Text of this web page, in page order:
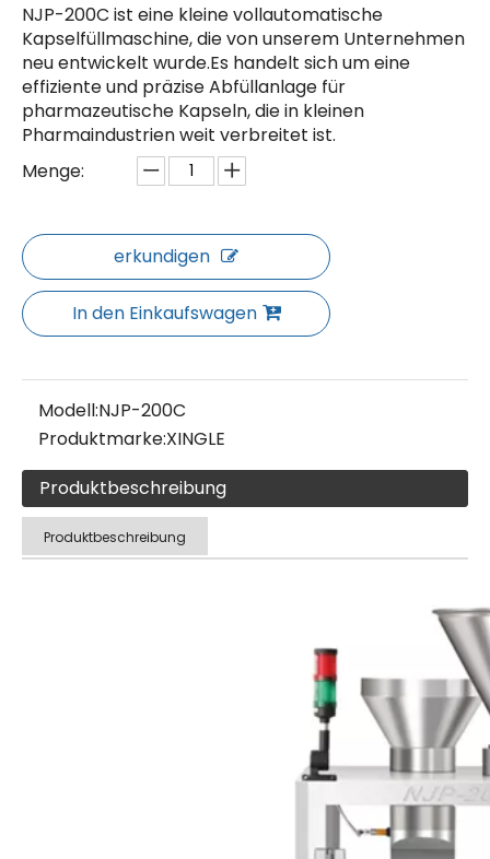
NJP-200C ist eine kleine vollautomatische
Kapselfüllmaschine, die von unserem Unternehmen
neu entwickelt wurde.Es handelt sich um eine
effiziente und präzise Abfüllanlage für
pharmazeutische Kapseln, die in kleinen
Pharmaindustrien weit verbreitet ist.
Menge:
erkundigen
In den Einkaufswagen
Modell:NJP-200C
Produktmarke:XINGLE
Produktbeschreibung
Produktbeschreibung